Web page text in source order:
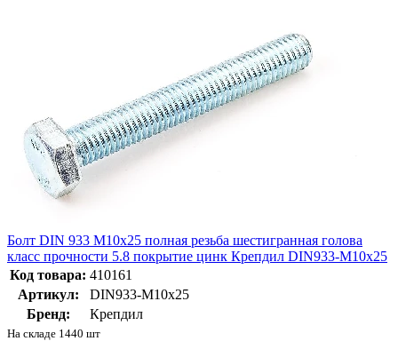
Болт DIN 933 М10х25 полная резьба шестигранная голова
класс прочности 5.8 покрытие цинк Крепдил DIN933-M10x25
Код товара: 410161
Артикул:
DIN933-M10x25
Бренд:
Крепдил
На складе 1440 шт